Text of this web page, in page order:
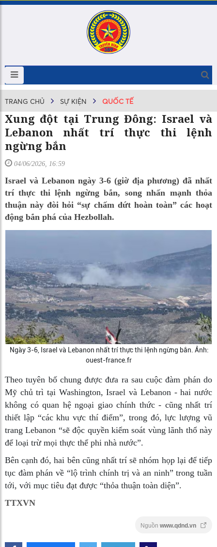
TRANG CHỦ SỰ KIỆN QUỐC TẾ
Xung đột tại Trung Đông: Israel và
Lebanon nhất trí thực thi lệnh
ngừng bắn
04/06/2026, 16:59
Israel và Lebanon ngày 3-6 (giờ địa phương) đã nhất
trí thực thi lệnh ngừng bắn, song nhấn mạnh thỏa
thuận này đòi hỏi “sự chấm dứt hoàn toàn” các hoạt
động bắn phá của Hezbollah.
Ngày 3-6, Israel và Lebanon nhất trí thực thi lệnh ngừng bắn. Ảnh:
ouest-france.fr
Theo tuyên bố chung được đưa ra sau cuộc đàm phán do
Mỹ chủ trì tại Washington, Israel và Lebanon - hai nước
không có quan hệ ngoại giao chính thức - cũng nhất trí
thiết lập “các khu vực thí điểm”, trong đó, lực lượng vũ
trang Lebanon “sẽ độc quyền kiểm soát vùng lãnh thổ này
để loại trừ mọi thực thể phi nhà nước”.
Bên cạnh đó, hai bên cũng nhất trí sẽ nhóm họp lại để tiếp
tục đàm phán về “lộ trình chính trị và an ninh” trong tuần
tới, với mục tiêu đạt được “thỏa thuận toàn diện”.
TTXVN
Nguồn www.qdnd.vn